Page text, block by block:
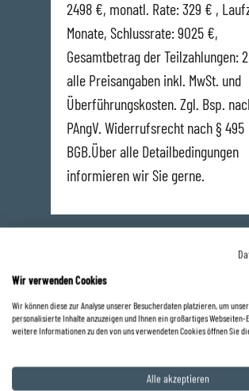
2498 €, monatl. Rate: 329 € ,
Monate, Schlussrate: 9025 €,
Gesamtbetrag der Teilzahlungen:
alle Preisangaben inkl. MwSt. und
Überführungskosten. Zgl. Bsp.
PAngV. Widerrufsrecht nach § 495
BGB.Über alle Detailbedingungen
informieren wir Sie gerne.
Ihr direkter Kontakt
Saarlouis
0 68 31 / 89 41 40
Wir verwenden Cookies
Wir können diese zur Analyse unserer Besucherdaten platzieren, um
personalisierte Inhalte anzuzeigen und Ihnen ein großartiges Webseiten-
weitere Informationen zu den von uns verwendeten Cookies öffnen Sie
Alle akzeptieren